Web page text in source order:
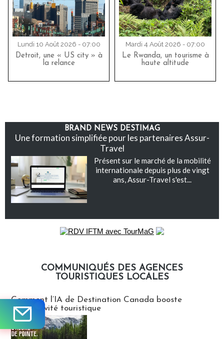
Lundi 10 Août 2026 - 07:00
Detroit, une « US city » à
la relance
Mardi 4 Août 2026 - 07:00
Le Rwanda, un tourisme à
haute altitude
BRAND NEWS DESTIMAG
Une formation simplifiée pour les partenaires Assur-
Travel
Présent sur le marché de la mobilité
internationale depuis plus de vingt
ans, Assur-Travel s'est...
COMMUNIQUÉS DES AGENCES
TOURISTIQUES LOCALES
Comment l’IA de Destination Canada booste
l’attractivité touristique